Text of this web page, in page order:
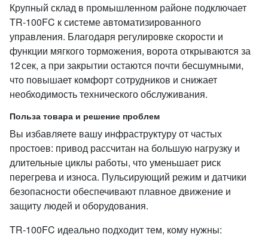
Крупный склад в промышленном районе подключает
TR‑100FC к системе автоматизированного
управления. Благодаря регулировке скорости и
функции мягкого торможения, ворота открываются за
12 сек, а при закрытии остаются почти бесшумными,
что повышает комфорт сотрудников и снижает
необходимость технического обслуживания.
Польза товара и решение проблем
Вы избавляете вашу инфраструктуру от частых
простоев: привод рассчитан на большую нагрузку и
длительные циклы работы, что уменьшает риск
перегрева и износа. Пульсирующий режим и датчики
безопасности обеспечивают плавное движение и
защиту людей и оборудования.
TR‑100FC идеально подходит тем, кому нужны: